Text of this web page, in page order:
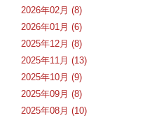
2026年02月 (8)
2026年01月 (6)
2025年12月 (8)
2025年11月 (13)
2025年10月 (9)
2025年09月 (8)
2025年08月 (10)